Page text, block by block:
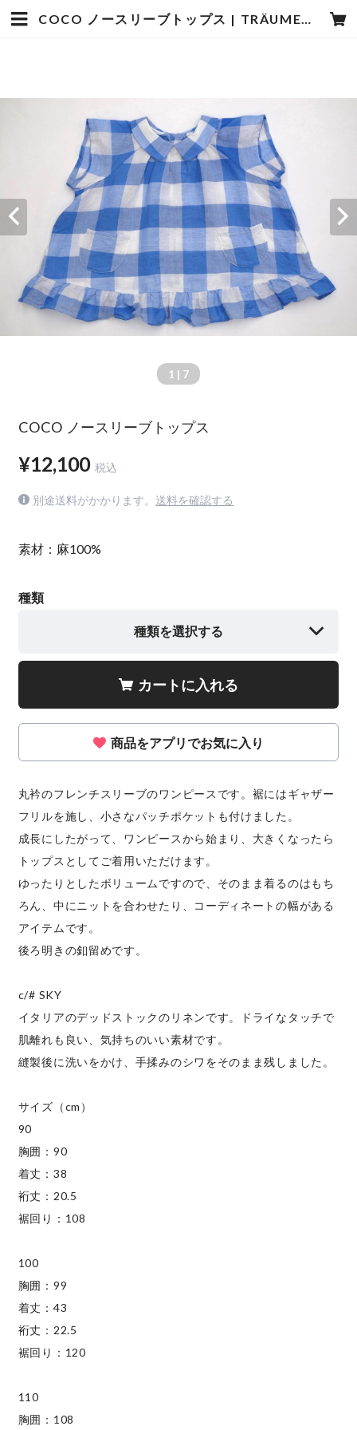
COCO ノースリーブトップス | TRÄUMEREI op15-7
1 | 7
COCO ノースリーブトップス
¥12,100 税込
別途送料がかかります。 送料を確認する
素材：麻100%
種類
種類を選択する
カートに入れる
商品をアプリでお気に入り
丸衿のフレンチスリーブのワンピースです。裾にはギャザー
フリルを施し、小さなパッチポケットも付けました。
成長にしたがって、ワンピースから始まり、大きくなったら
トップスとしてご着用いただけます。
ゆったりとしたボリュームですので、そのまま着るのはもち
ろん、中にニットを合わせたり、コーディネートの幅がある
アイテムです。
後ろ明きの釦留めです。
c/# SKY
イタリアのデッドストックのリネンです。ドライなタッチで
肌離れも良い、気持ちのいい素材です。
縫製後に洗いをかけ、手揉みのシワをそのまま残しました。
サイズ（cm）
90
胸囲：90
着丈：38
裄丈：20.5
裾回り：108
100
胸囲：99
着丈：43
裄丈：22.5
裾回り：120
110
胸囲：108